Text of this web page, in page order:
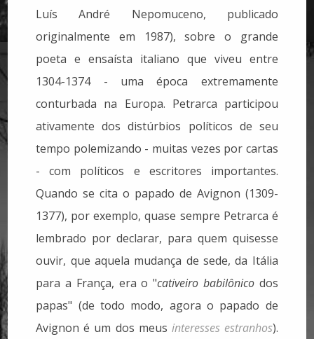
Luís André Nepomuceno, publicado
originalmente em 1987), sobre o grande
poeta e ensaísta italiano que viveu entre
1304-1374 - uma época extremamente
conturbada na Europa. Petrarca participou
ativamente dos distúrbios políticos de seu
tempo polemizando - muitas vezes por cartas
- com políticos e escritores importantes.
Quando se cita o papado de Avignon (1309-
1377), por exemplo, quase sempre Petrarca é
lembrado por declarar, para quem quisesse
ouvir, que aquela mudança de sede, da Itália
para a França, era o "cativeiro babilônico dos
papas" (de todo modo, agora o papado de
Avignon é um dos meus interesses estranhos).